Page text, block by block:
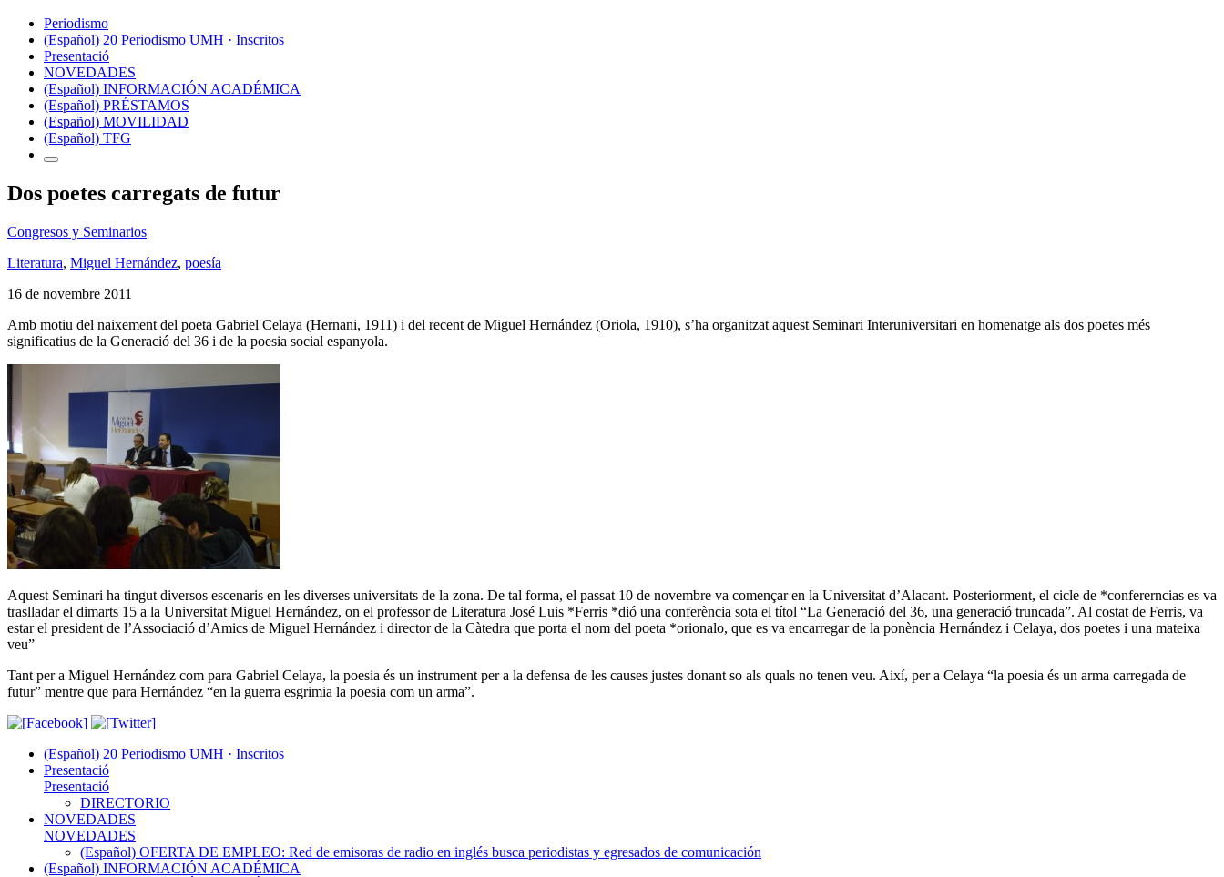
Periodismo
(Español) 20 Periodismo UMH · Inscritos
Presentació
NOVEDADES
(Español) INFORMACIÓN ACADÉMICA
(Español) PRÉSTAMOS
(Español) MOVILIDAD
(Español) TFG
Dos poetes carregats de futur
Congresos y Seminarios
Literatura, Miguel Hernández, poesía
16 de novembre 2011
Amb motiu del naixement del poeta Gabriel Celaya (Hernani, 1911) i del recent de Miguel Hernández (Oriola, 1910), s’ha organitzat aquest Seminari Interuniversitari en homenatge als dos poetes més
significatius de la Generació del 36 i de la poesia social espanyola.
Aquest Seminari ha tingut diversos escenaris en les diverses universitats de la zona. De tal forma, el passat 10 de novembre va començar en la Universitat d’Alacant. Posteriorment, el cicle de *confererncias es va
traslladar el dimarts 15 a la Universitat Miguel Hernández, on el professor de Literatura José Luis *Ferris *dió una conferència sota el títol “La Generació del 36, una generació truncada”. Al costat de Ferris, va
estar el president de l’Associació d’Amics de Miguel Hernández i director de la Càtedra que porta el nom del poeta *orionalo, que es va encarregar de la ponència Hernández i Celaya, dos poetes i una mateixa
veu”
Tant per a Miguel Hernández com para Gabriel Celaya, la poesia és un instrument per a la defensa de les causes justes donant so als quals no tenen veu. Així, per a Celaya “la poesia és un arma carregada de
futur” mentre que para Hernández “en la guerra esgrimia la poesia com un arma”.
(Español) 20 Periodismo UMH · Inscritos
Presentació
Presentació
DIRECTORIO
NOVEDADES
NOVEDADES
(Español) OFERTA DE EMPLEO: Red de emisoras de radio en inglés busca periodistas y egresados de comunicación
(Español) INFORMACIÓN ACADÉMICA